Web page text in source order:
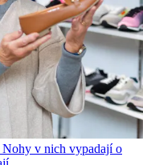
Nohy v nich vypadají o